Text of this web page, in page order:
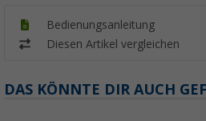
Bedienungsanleitung
Diesen Artikel vergleichen
DAS KÖNNTE DIR AUCH